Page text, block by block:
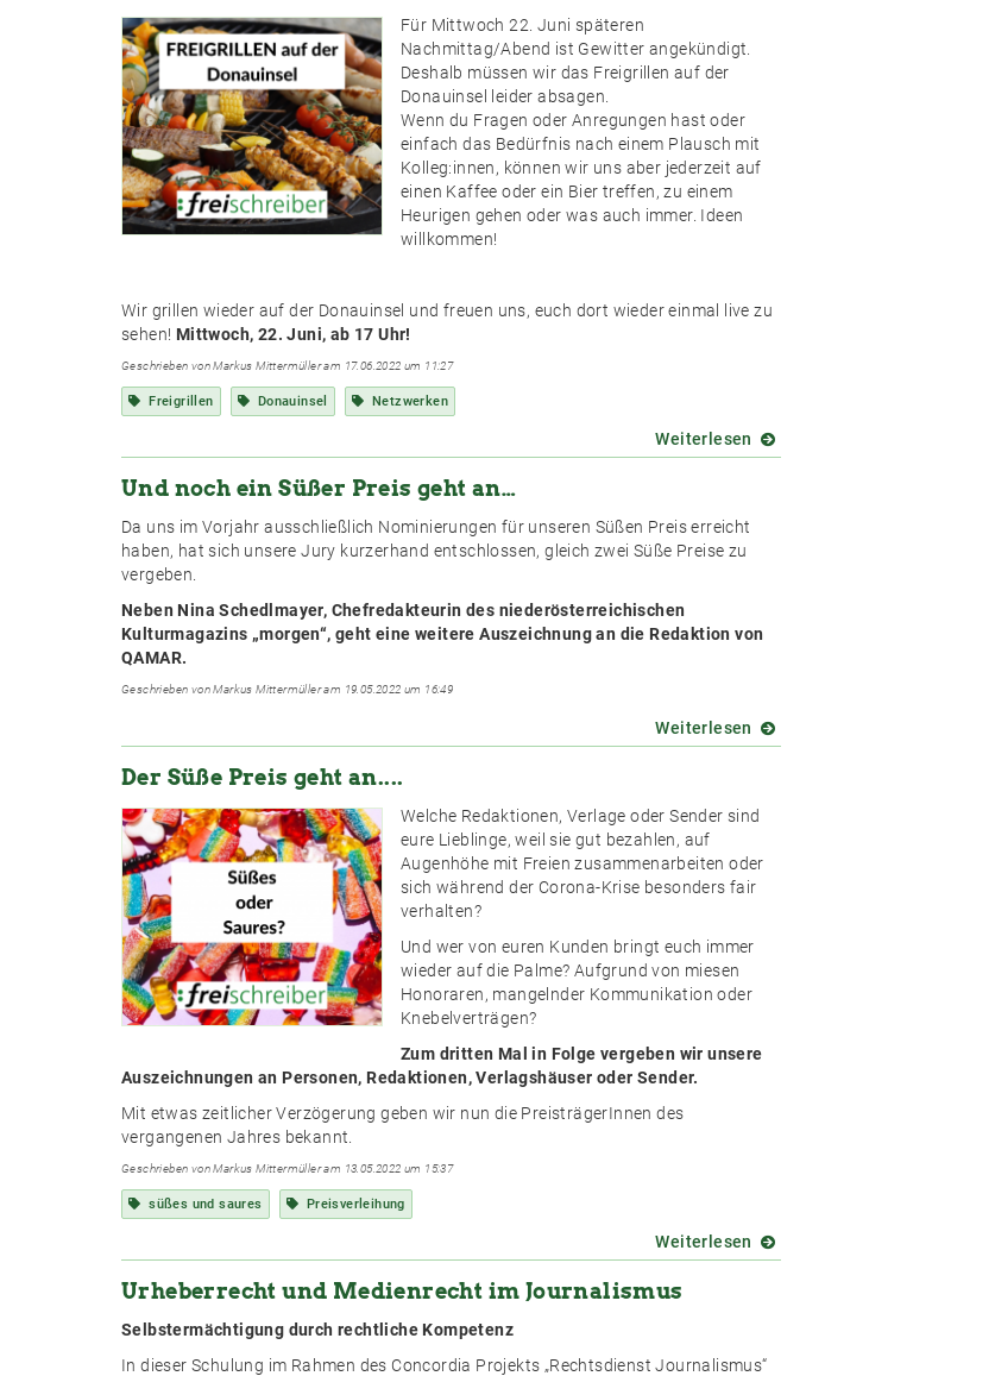
Für Mittwoch 22. Juni späteren
Nachmittag/Abend ist Gewitter angekündigt.
Deshalb müssen wir das Freigrillen auf der
Donauinsel leider absagen.
Wenn du Fragen oder Anregungen hast oder
einfach das Bedürfnis nach einem Plausch mit
Kolleg:innen, können wir uns aber jederzeit auf
einen Kaffee oder ein Bier treffen, zu einem
Heurigen gehen oder was auch immer. Ideen
willkommen!
Wir grillen wieder auf der Donauinsel und freuen uns, euch dort wieder einmal live zu
sehen! Mittwoch, 22. Juni, ab 17 Uhr!
Geschrieben von Markus Mittermüller am 17.06.2022 um 11:27
Freigrillen Donauinsel Netzwerken
Weiterlesen über
ABGESAGT
Juni
Party!
Und noch ein Süßer Preis geht an…
Da uns im Vorjahr ausschließlich Nominierungen für unseren Süßen Preis erreicht
haben, hat sich unsere Jury kurzerhand entschlossen, gleich zwei Süße Preise zu
vergeben.
Neben Nina Schedlmayer, Chefredakteurin des niederösterreichischen
Kulturmagazins „morgen“, geht eine weitere Auszeichnung an die Redaktion von
QAMAR.
Geschrieben von Markus Mittermüller am 19.05.2022 um 16:49
Weiterlesen über
Und
Süßer
geht
an…
Der Süße Preis geht an....
Welche Redaktionen, Verlage oder Sender sind
eure Lieblinge, weil sie gut bezahlen, auf
Augenhöhe mit Freien zusammenarbeiten oder
sich während der Corona-Krise besonders fair
verhalten?
Und wer von euren Kunden bringt euch immer
wieder auf die Palme? Aufgrund von miesen
Honoraren, mangelnder Kommunikation oder
Knebelverträgen?
Zum dritten Mal in Folge vergeben wir unsere
Auszeichnungen an Personen, Redaktionen, Verlagshäuser oder Sender.
Mit etwas zeitlicher Verzögerung geben wir nun die PreisträgerInnen des
vergangenen Jahres bekannt.
Geschrieben von Markus Mittermüller am 13.05.2022 um 15:37
süßes und saures Preisverleihung
Weiterlesen über
Der
an....
Urheberrecht und Medienrecht im Journalismus
Selbstermächtigung durch rechtliche Kompetenz
In dieser Schulung im Rahmen des Concordia Projekts „Rechtsdienst Journalismus“